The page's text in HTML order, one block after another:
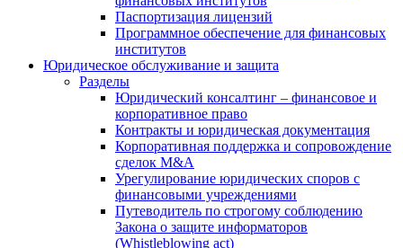
Паспортизация лицензий
Программное обеспечение для финансовых
институтов
Юридическое обслуживание и защита
Разделы
Юридический консалтинг – финансовое и
корпоративное право
Контракты и юридическая документация
Корпоративная поддержка и сопровождение
сделок M&A
Урегулирование юридических споров с
финансовыми учреждениями
Путеводитель по строгому соблюдению
Закона о защите информаторов
(Whistleblowing act)